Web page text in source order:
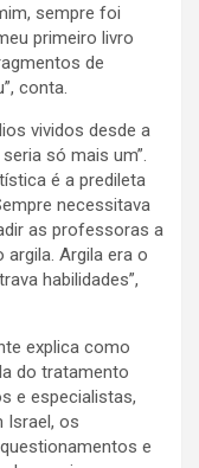
sempre foi
primeiro livro
de
conta.
vividos desde a
só mais um”.
é a predileta
necessitava
as professoras a
argila. Argila era o
habilidades”,
explica como
do tratamento
e especialistas,
Israel, os
e